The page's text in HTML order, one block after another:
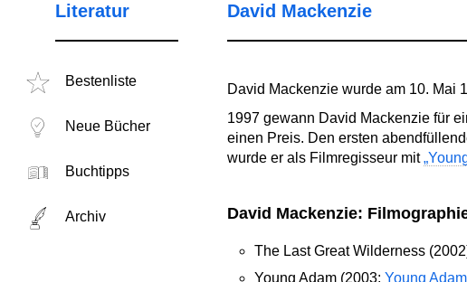
Literatur
Bestenliste
Neue Bücher
Buchtipps
Archiv
David Mackenzie
David Mackenzie wurde am 10. Mai
1997 gewann David Mackenzie für
einen Preis. Den ersten
wurde er als Filmregisseur mit
David Mackenzie:
The Last Great Wilderness
Young Adam (2003; Young